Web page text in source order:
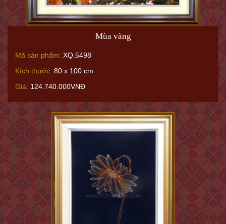
Mùa vàng
Mã sản phẩm: XQ.5498
Kích thước: 80 x 100 cm
Giá: 124.740.000VNĐ